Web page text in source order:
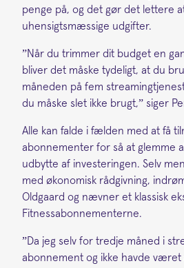
penge på, og det gør det lettere
uhensigtsmæssige udgifter.
”Når du trimmer dit budget en
bliver det måske tydeligt, at du
måneden på fem
du måske slet ikke brugt,” siger
Alle kan falde i fælden med at få
abonnementer for så at glemme
udbytte af investeringen. Selv
med økonomisk rådgivning,
Oldgaard og nævner et klassisk
Fitnessabonnementerne.
”Da jeg selv for tredje måned i
abonnement og ikke havde været